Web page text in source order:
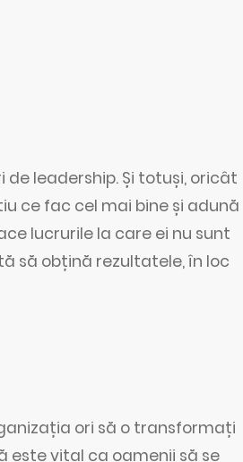
leadership. Și totuși, oricât
ce fac cel mai bine și adună
lucrurile la care ei nu sunt
să obțină rezultatele, în loc
ori să o transformați
este vital ca oamenii să se